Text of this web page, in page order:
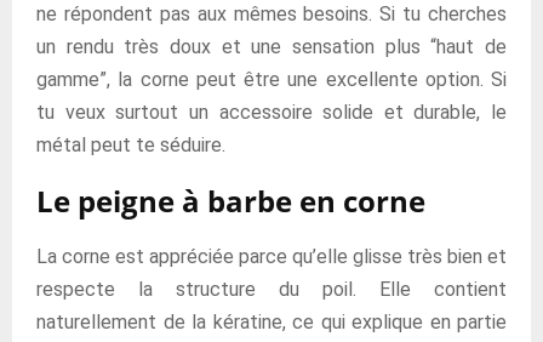
ne répondent pas aux mêmes besoins. Si tu cherches
un rendu très doux et une sensation plus “haut de
gamme”, la corne peut être une excellente option. Si
tu veux surtout un accessoire solide et durable, le
métal peut te séduire.
Le peigne à barbe en corne
La corne est appréciée parce qu’elle glisse très bien et
respecte la structure du poil. Elle contient
naturellement de la kératine, ce qui explique en partie